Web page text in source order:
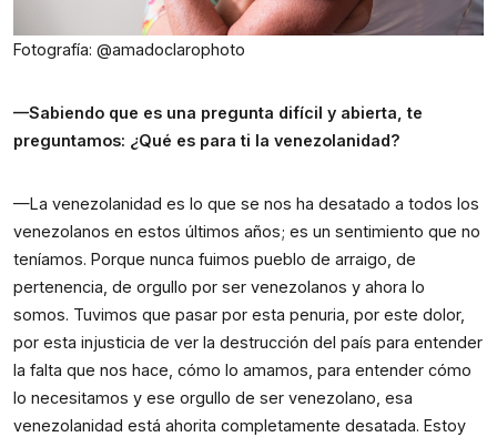
Fotografía: @amadoclarophoto
—Sabiendo que es una pregunta difícil y abierta, te
preguntamos: ¿Qué es para ti la venezolanidad?
—La venezolanidad es lo que se nos ha desatado a todos los
venezolanos en estos últimos años; es un sentimiento que no
teníamos. Porque nunca fuimos pueblo de arraigo, de
pertenencia, de orgullo por ser venezolanos y ahora lo
somos. Tuvimos que pasar por esta penuria, por este dolor,
por esta injusticia de ver la destrucción del país para entender
la falta que nos hace, cómo lo amamos, para entender cómo
lo necesitamos y ese orgullo de ser venezolano, esa
venezolanidad está ahorita completamente desatada. Estoy